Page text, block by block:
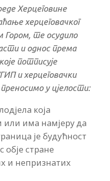
Херцеговине
херцеговачког
Гором, те осудило
и однос према
потписује
и херцеговачки
у цјелости:
која
има намјеру да
је будућност
обје стране
и непризнатих